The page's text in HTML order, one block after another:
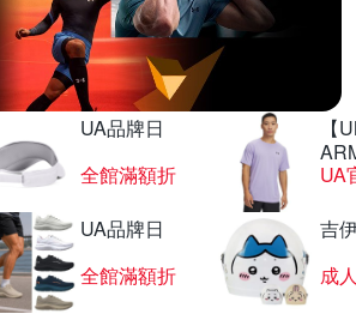
UA品牌日
全館滿額折
【
UA
UA品牌日
全館滿額折
吉